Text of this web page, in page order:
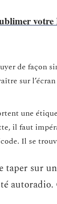
de façon
sur
une
il faut
Il se
sur